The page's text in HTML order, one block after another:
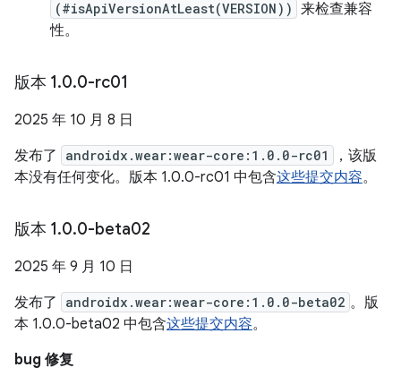
(#isApiVersionAtLeast(VERSION)) 来检查兼容
性。
版本 1.0.0-rc01
2025 年 10 月 8 日
发布了
androidx.wear:wear-core:1.0.0-rc01
，该版
本没有任何变化。版本 1.0.0-rc01 中包含这些提交内容。
版本 1.0.0-beta02
2025 年 9 月 10 日
发布了
androidx.wear:wear-core:1.0.0-beta02 。版
本 1.0.0-beta02 中包含这些提交内容。
bug 修复